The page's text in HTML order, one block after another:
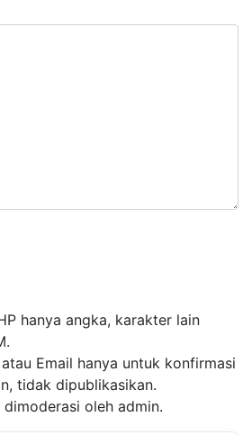
hanya angka, karakter lain
Email hanya untuk konfirmasi
tidak dipublikasikan.
dimoderasi oleh admin.